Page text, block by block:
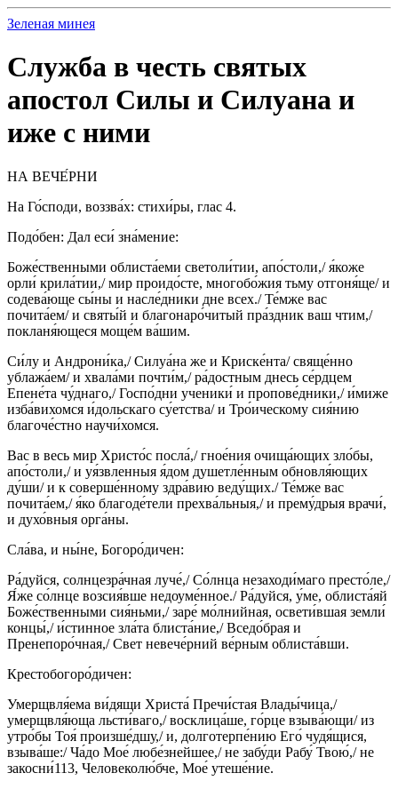
Зеленая минея
Служба в честь святых
апостол Силы и Силуана и
иже с ними
НА ВЕЧЕ́РНИ
На Го́споди, воззва́х: стихи́ры, глас 4.
Подо́бен: Дал еси́ зна́мение:
Боже́ственными облиста́еми светоли́тии, апо́столи,/ я́коже
орли́ крила́тии,/ мир проидо́сте, многобо́жия тьму отгоня́ще/ и
содева́юще сы́ны и насле́дники дне всех./ Те́мже вас
почита́ем/ и святы́й и благонаро́читый пра́здник ваш чтим,/
покланя́ющеся моще́м ва́шим.
Си́лу и Андрони́ка,/ Силуа́на же и Криске́нта/ свяще́нно
ублажа́ем/ и хвала́ми почти́м,/ ра́достным днесь се́рдцем
Епене́та чу́днаго,/ Госпо́дни ученики́ и пропове́дники,/ и́миже
изба́вихомся и́дольскаго су́етства/ и Тро́ическому сия́нию
благоче́стно научи́хомся.
Вас в весь мир Христо́с посла́,/ гное́ния очища́ющих зло́бы,
апо́столи,/ и уя́звленныя я́дом душетле́нным обновля́ющих
ду́ши/ и к соверше́нному здра́вию веду́щих./ Те́мже вас
почита́ем,/ я́ко благоде́тели прехва́льныя,/ и прему́дрыя врачи́,
и духо́вныя орга́ны.
Сла́ва, и ны́не, Богоро́дичен:
Ра́дуйся, солнцезра́чная луче́,/ Со́лнца незаходи́маго престо́ле,/
Я́же со́лнце возсия́вше недоуме́нное./ Ра́дуйся, у́ме, облиста́яй
Боже́ственными сия́ньми,/ заре́ мо́лнийная, освети́вшая земли́
концы́,/ и́стинное зла́та блиста́ние,/ Вседо́брая и
Пренепоро́чная,/ Свет невече́рний ве́рным облиста́вши.
Крестобогоро́дичен:
Умерщвля́ема ви́дящи Христа́ Пречи́стая Влады́чица,/
умерщвля́юща льсти́ваго,/ восклица́ше, го́рце взыва́ющи/ из
утро́бы Тоя́ произше́дшу,/ и, долготерпе́нию Его́ чудя́щися,
взыва́ше:/ Ча́до Мое́ любе́знейшее,/ не забу́ди Рабу́ Твою́,/ не
закосни́113, Человеколю́бче, Мое́ утеше́ние.